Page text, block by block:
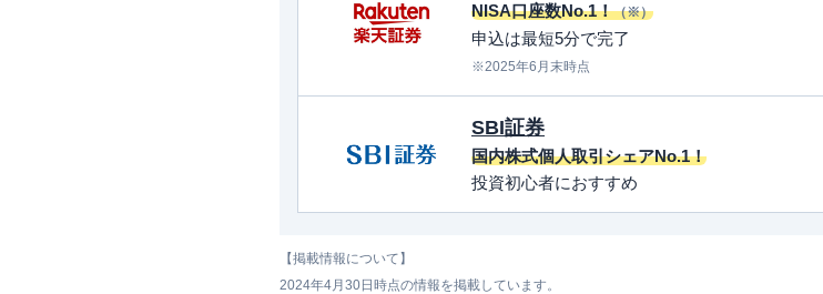
NISA口座数No.1！（※）
申込は最短5分で完了
※2025年6月末時点
SBI証券
国内株式個人取引シェアNo.1！
投資初心者におすすめ
【掲載情報について】
2024年4月30日時点の情報を掲載しています。